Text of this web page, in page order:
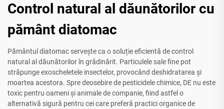
Control natural al dăunătorilor cu
pământ diatomac
Pământul diatomac servește ca o soluție eficientă de control
natural al dăunătorilor în grădinărit. Particulele sale fine pot
străpunge exoscheletele insectelor, provocând deshidratarea și
moartea acestora. Spre deosebire de pesticidele chimice, DE nu este
toxic pentru oameni și animale de companie, fiind astfel o
alternativă sigură pentru cei care preferă practici organice de